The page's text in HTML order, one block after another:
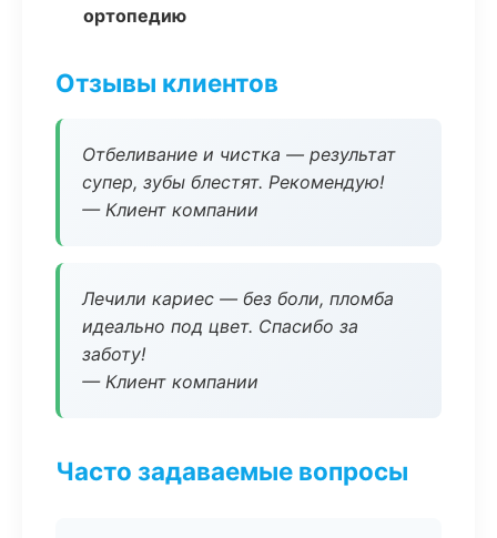
ортопедию
Отзывы клиентов
Отбеливание и чистка — результат
супер, зубы блестят. Рекомендую!
— Клиент компании
Лечили кариес — без боли, пломба
идеально под цвет. Спасибо за
заботу!
— Клиент компании
Часто задаваемые вопросы